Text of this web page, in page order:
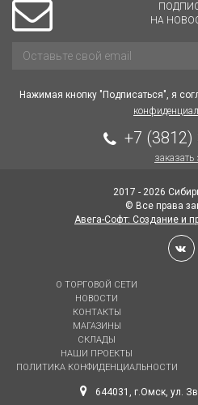
НА
Нажимая кнопку "Подписаться", я
+7 (3812)
заказать
2017 - 2026
© Все права
Авега-Софт: Создание и
О ТОРГОВОЙ СЕТИ
НОВОСТИ
КОНТАКТЫ
МАГАЗИНЫ
СКЛАДЫ
НАШИ ПРОЕКТЫ
ПОЛИТИКА КОНФИДЕНЦИАЛЬНОСТИ
644031, г.Омск, ул.